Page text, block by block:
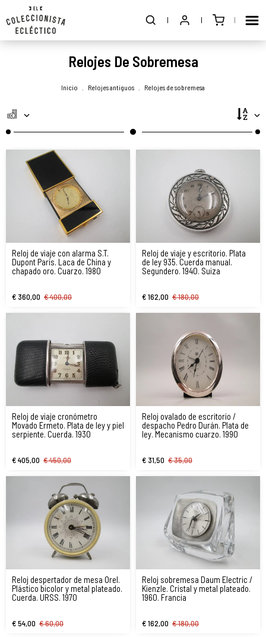
Relojes De Sobremesa
Inicio Relojes antiguos Relojes de sobremesa
Reloj de viaje con alarma S.T.
Dupont París. Laca de China y
chapado oro. Cuarzo. 1980
€ 360,00 € 400,00
Reloj de viaje y escritorio. Plata
de ley 935. Cuerda manual.
Segundero. 1940. Suiza
€ 162,00 € 180,00
Reloj de viaje cronómetro
Movado Ermeto. Plata de ley y piel
serpiente. Cuerda. 1930
€ 405,00 € 450,00
Reloj ovalado de escritorio /
despacho Pedro Durán. Plata de
ley. Mecanismo cuarzo. 1990
€ 31,50 € 35,00
Reloj despertador de mesa Orel.
Plástico bicolor y metal plateado.
Cuerda. URSS. 1970
€ 54,00 € 60,00
Reloj sobremesa Daum Electric /
Kienzle. Cristal y metal plateado.
1960. Francia
€ 162,00 € 180,00